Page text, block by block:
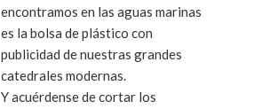
encontramos en las aguas marinas
es la bolsa de plástico con
publicidad de nuestras grandes
catedrales modernas.
Y acuérdense de cortar los